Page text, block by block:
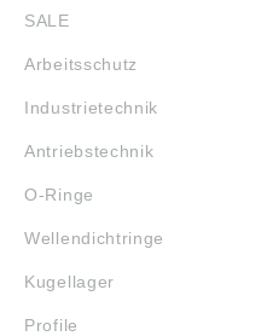
SALE
Arbeitsschutz
Industrietechnik
Antriebstechnik
O-Ringe
Wellendichtringe
Kugellager
Profile